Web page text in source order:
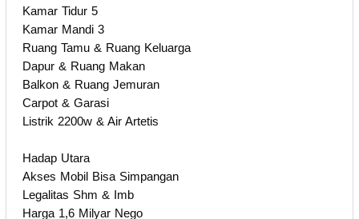
Kamar Tidur 5
Kamar Mandi 3
Ruang Tamu & Ruang Keluarga
Dapur & Ruang Makan
Balkon & Ruang Jemuran
Carpot & Garasi
Listrik 2200w & Air Artetis
Hadap Utara
Akses Mobil Bisa Simpangan
Legalitas Shm & Imb
Harga 1,6 Milyar Nego